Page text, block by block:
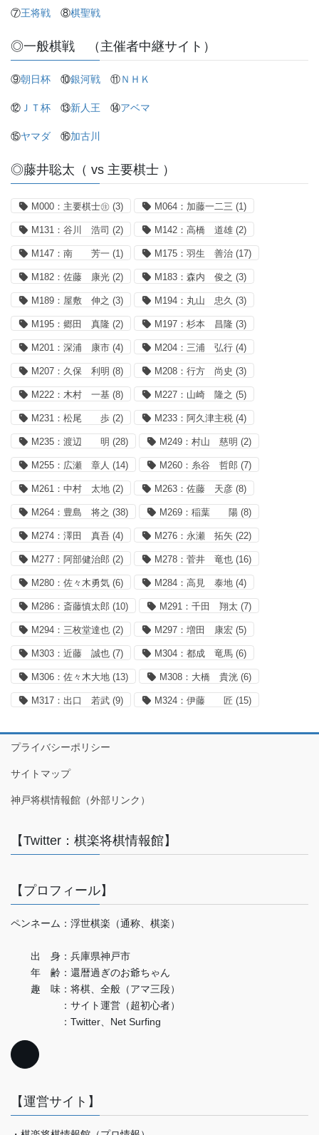
⑦王将戦 ⑧棋聖戦
◎一般棋戦 （主催者中継サイト）
⑨朝日杯 ⑩銀河戦 ⑪ＮＨＫ
⑫ ＪＴ杯 ⑬新人王 ⑭アベマ
⑮ヤマダ ⑯加古川
◎藤井聡太（ vs 主要棋士 ）
M000：主要棋士㊟ (3) M064：加藤一二三 (1)
M131：谷川 浩司 (2) M142：高橋 道雄 (2)
M147：南 芳一 (1) M175：羽生 善治 (17)
M182：佐藤 康光 (2) M183：森内 俊之 (3)
M189：屋敷 伸之 (3) M194：丸山 忠久 (3)
M195：郷田 真隆 (2) M197：杉本 昌隆 (3)
M201：深浦 康市 (4) M204：三浦 弘行 (4)
M207：久保 利明 (8) M208：行方 尚史 (3)
M222：木村 一基 (8) M227：山崎 隆之 (5)
M231：松尾 歩 (2) M233：阿久津主税 (4)
M235：渡辺 明 (28) M249：村山 慈明 (2)
M255：広瀬 章人 (14) M260：糸谷 哲郎 (7)
M261：中村 太地 (2) M263：佐藤 天彦 (8)
M264：豊島 将之 (38) M269：稲葉 陽 (8)
M274：澤田 真吾 (4) M276：永瀬 拓矢 (22)
M277：阿部健治郎 (2) M278：菅井 竜也 (16)
M280：佐々木勇気 (6) M284：高見 泰地 (4)
M286：斎藤慎太郎 (10) M291：千田 翔太 (7)
M294：三枚堂達也 (2) M297：増田 康宏 (5)
M303：近藤 誠也 (7) M304：都成 竜馬 (6)
M306：佐々木大地 (13) M308：大橋 貴洸 (6)
M317：出口 若武 (9) M324：伊藤 匠 (15)
プライバシーポリシー
サイトマップ
神戸将棋情報館（外部リンク）
【Twitter：棋楽将棋情報館】
【プロフィール】
ペンネーム：浮世棋楽（通称、棋楽）
出 身：兵庫県神戸市
年 齢：還暦過ぎのお爺ちゃん
趣 味：将棋、全般（アマ三段）
：サイト運営（超初心者）
：Twitter、Net Surfing
【運営サイト】